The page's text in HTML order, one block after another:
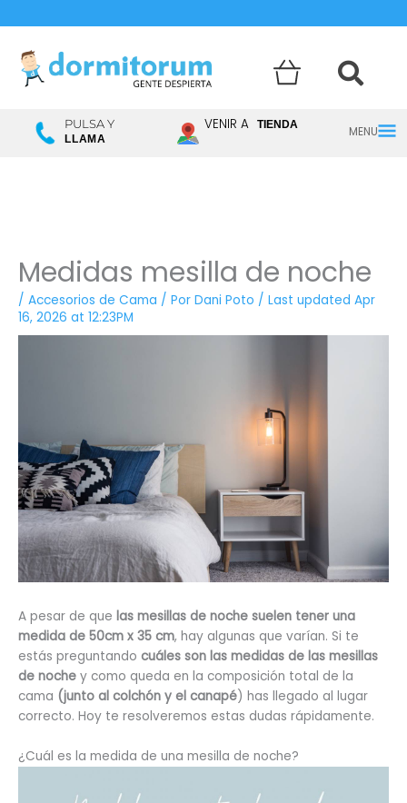
Menú
PULSA Y
LLAMA
VENIR A TIENDA
Medidas mesilla de noche
/ Accesorios de Cama / Por Dani Poto / Last updated Apr
16, 2026 at 12:23PM
A pesar de que las mesillas de noche suelen tener una
medida de 50cm x 35 cm, hay algunas que varían. Si te
estás preguntando cuáles son las medidas de las mesillas
de noche y como queda en la composición total de la
cama (junto al colchón y el canapé) has llegado al lugar
correcto. Hoy te resolveremos estas dudas rápidamente.
¿Cuál es la medida de una mesilla de noche?